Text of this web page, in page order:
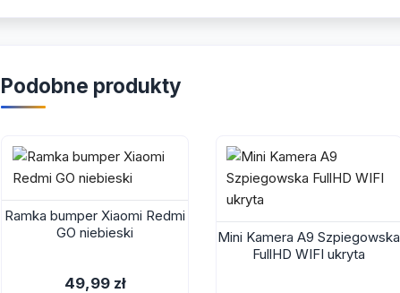
Podobne produkty
Ramka bumper Xiaomi Redmi
GO niebieski
49,99 zł
Mini Kamera A9 Szpiegowska
FullHD WIFI ukryta